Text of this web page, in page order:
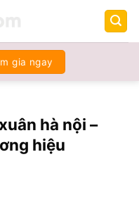
gia ngay
hà nội –
hiệu